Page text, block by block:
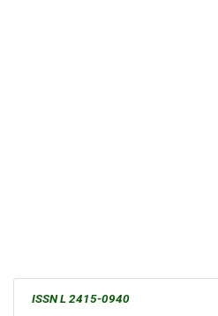
ISSN L 2415-0940